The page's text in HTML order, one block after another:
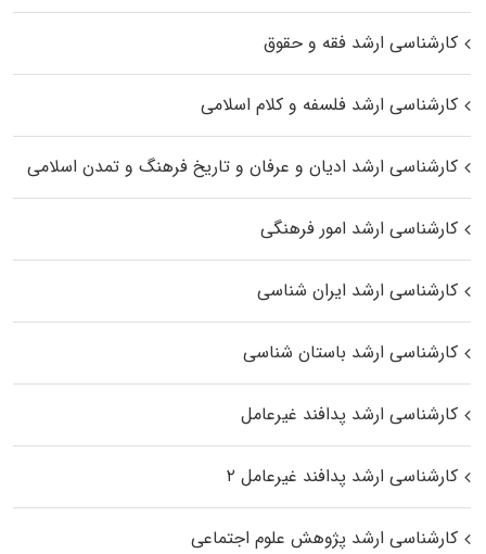
کارشناسی ارشد فقه و حقوق
کارشناسی ارشد فلسفه و کلام اسلامی
کارشناسی ارشد ادیان و عرفان و تاریخ فرهنگ و تمدن اسلامی
کارشناسی ارشد امور فرهنگی
کارشناسی ارشد ایران شناسی
کارشناسی ارشد باستان شناسی
کارشناسی ارشد پدافند غیرعامل
کارشناسی ارشد پدافند غیرعامل ۲
کارشناسی ارشد پژوهش علوم اجتماعی